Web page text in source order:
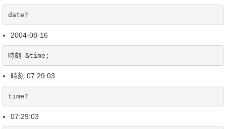
date?
2004-08-16
時刻 &time;
時刻 07:29:03
time?
07:29:03